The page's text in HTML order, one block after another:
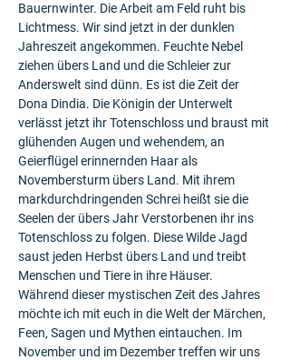
Bauernwinter. Die Arbeit am Feld ruht bis
Lichtmess. Wir sind jetzt in der dunklen
Jahreszeit angekommen. Feuchte Nebel
ziehen übers Land und die Schleier zur
Anderswelt sind dünn. Es ist die Zeit der
Dona Dindia. Die Königin der Unterwelt
verlässt jetzt ihr Totenschloss und braust mit
glühenden Augen und wehendem, an
Geierflügel erinnernden Haar als
Novembersturm übers Land. Mit ihrem
markdurchdringenden Schrei heißt sie die
Seelen der übers Jahr Verstorbenen ihr ins
Totenschloss zu folgen. Diese Wilde Jagd
saust jeden Herbst übers Land und treibt
Menschen und Tiere in ihre Häuser.
Während dieser mystischen Zeit des Jahres
möchte ich mit euch in die Welt der Märchen,
Feen, Sagen und Mythen eintauchen. Im
November und im Dezember treffen wir uns